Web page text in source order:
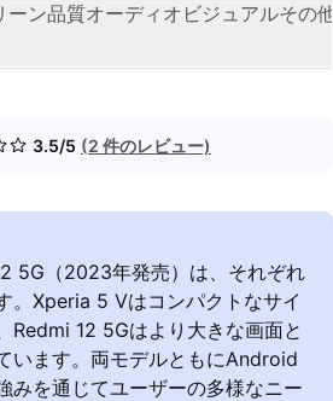
ーン品質オーディオビジュアルその他
3.5/5 (2 件のレビュー)
5G（2023年発売）は、それぞれ
。Xperia 5 Vはコンパクトなサイ
Redmi 12 5Gはより大きな画面と
います。両モデルともにAndroid
みを通じてユーザーの多様なニー